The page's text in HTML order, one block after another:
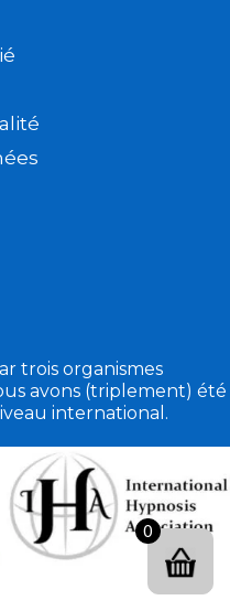
trois organismes
avons (triplement) été
international.
0